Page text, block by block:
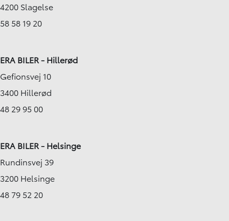
4200 Slagelse
58 58 19 20
ERA BILER - Hillerød
Gefionsvej 10
3400 Hillerød
48 29 95 00
ERA BILER - Helsinge
Rundinsvej 39
3200 Helsinge
48 79 52 20